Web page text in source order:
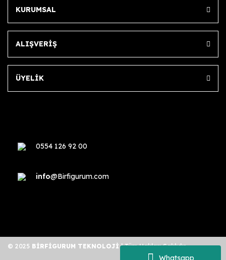
Whatsapp
KURUMSAL
ALIŞVERİŞ
ÜYELİK
0554 126 92 00
info@Birfigurum.com
© 2025 BİRFİGURUM TEKNOLOJİ| Tüm Hakları Saklıdır.